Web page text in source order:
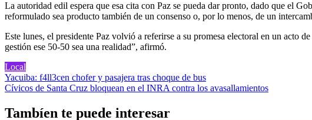
La autoridad edil espera que esa cita con Paz se pueda dar pronto, dado que el
reformulado sea producto también de un consenso o, por lo menos, de un
Este lunes, el presidente Paz volvió a referirse a su promesa electoral en un acto
gestión ese 50-50 sea una realidad”, afirmó.
Local
Navegación
de
entradas
Yacuiba: f4ll3cen chofer y pasajera tras choque de bus
Cívicos de Santa Cruz bloquean en el INRA contra los avasallamientos
Tambíen te puede interesar